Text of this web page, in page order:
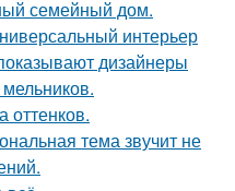
семейный дом.
интерьер
дизайнеры
оттенков.
тема звучит не